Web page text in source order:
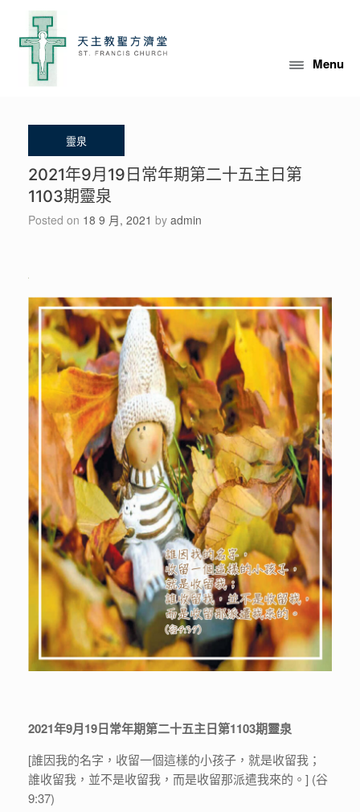
content
Menu
2021年9月19日常年期第二十五主日第
1103期靈泉
Posted on 18 9 月, 2021 by admin
2021年9月19日常年期第二十五主日第1103期靈泉
[誰因我的名字，收留一個這樣的小孩子，就是收留我；
誰收留我，並不是收留我，而是收留那派遣我來的。] (谷
9:37)